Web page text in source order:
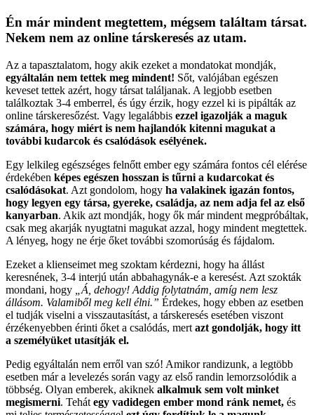
Én már mindent megtettem, mégsem találtam társat.
Nekem nem az online társkeresés az utam.
Az a tapasztalatom, hogy akik ezeket a mondatokat mondják,
egyáltalán nem tettek meg mindent! Sőt, valójában egészen
keveset tettek azért, hogy társat találjanak. A legjobb esetben
találkoztak 3-4 emberrel, és úgy érzik, hogy ezzel ki is pipálták az
online társkeresőzést. Vagy legalábbis ezzel igazolják a maguk
számára, hogy miért is nem hajlandók kitenni magukat a
további kudarcok és csalódások esélyének.
Egy lelkileg egészséges felnőtt ember egy számára fontos cél elérése
érdekében képes egészen hosszan is tűrni a kudarcokat és
csalódásokat. Azt gondolom, hogy ha valakinek igazán fontos,
hogy legyen egy társa, gyereke, családja, az nem adja fel az első
kanyarban. Akik azt mondják, hogy ők már mindent megpróbáltak,
csak meg akarják nyugtatni magukat azzal, hogy mindent megtettek.
A lényeg, hogy ne érje őket további szomorúság és fájdalom.
Ezeket a klienseimet meg szoktam kérdezni, hogy ha állást
keresnének, 3-4 interjú után abbahagynák-e a keresést. Azt szokták
mondani, hogy
„Á, dehogy! Addig folytatnám, amíg nem lesz
állásom. Valamiből meg kell élni.” Érdekes, hogy ebben az esetben
el tudják viselni a visszautasítást, a társkeresés esetében viszont
érzékenyebben érinti őket a csalódás, mert azt gondolják, hogy itt
a személyüket utasítják el.
Pedig egyáltalán nem erről van szó! Amikor randizunk, a legtöbb
esetben már a levelezés során vagy az első randin lemorzsolódik a
többség. Olyan emberek, akiknek alkalmuk sem volt minket
megismerni. Tehát egy vadidegen ember mond ránk nemet, és